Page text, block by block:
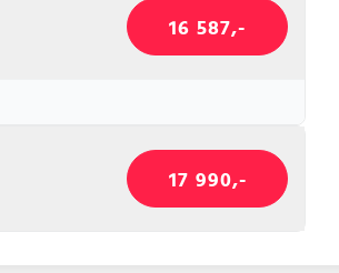
16 587,-
17 990,-